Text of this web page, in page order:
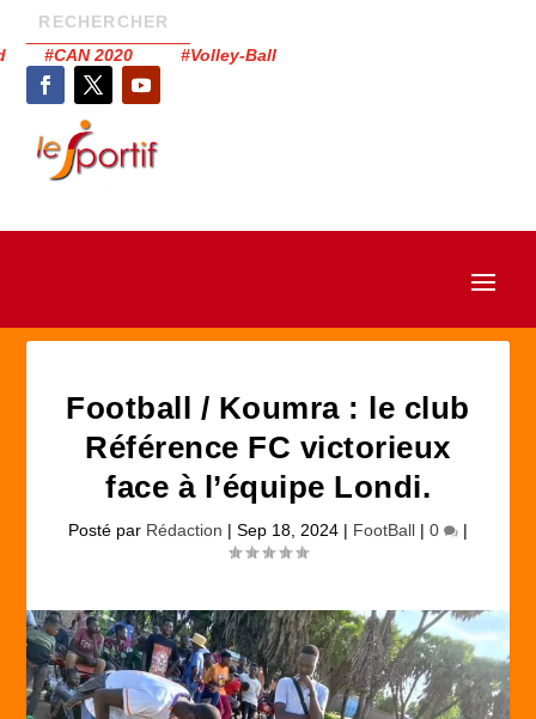
#CAN 2020 #Volley-Ball
Football / Koumra : le club
Référence FC victorieux
face à l’équipe Londi.
Posté par Rédaction | Sep 18, 2024 | FootBall | 0 |